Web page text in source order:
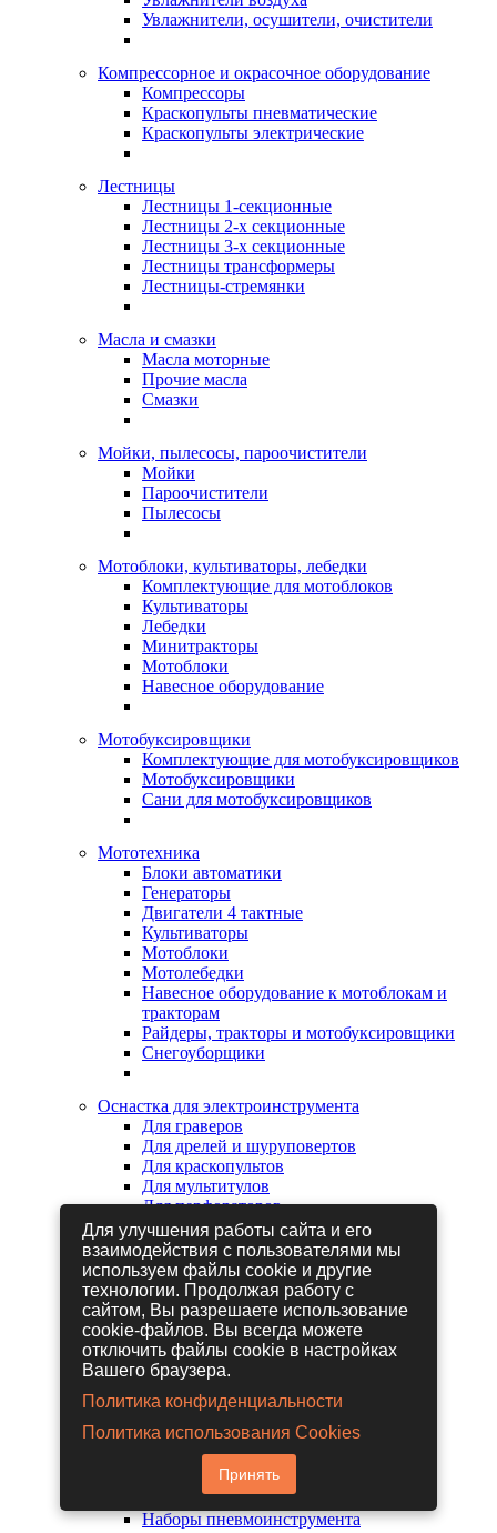
Увлажнители, осушители, очистители
Компрессорное и окрасочное оборудование
Компрессоры
Краскопульты пневматические
Краскопульты электрические
Лестницы
Лестницы 1-секционные
Лестницы 2-х секционные
Лестницы 3-х секционные
Лестницы трансформеры
Лестницы-стремянки
Масла и смазки
Масла моторные
Прочие масла
Смазки
Мойки, пылесосы, пароочистители
Мойки
Пароочистители
Пылесосы
Мотоблоки, культиваторы, лебедки
Комплектующие для мотоблоков
Культиваторы
Лебедки
Минитракторы
Мотоблоки
Навесное оборудование
Мотобуксировщики
Комплектующие для мотобуксировщиков
Мотобуксировщики
Сани для мотобуксировщиков
Мототехника
Блоки автоматики
Генераторы
Двигатели 4 тактные
Культиваторы
Мотоблоки
Мотолебедки
Навесное оборудование к мотоблокам и
тракторам
Райдеры, тракторы и мотобуксировщики
Снегоуборщики
Оснастка для электроинструмента
Для граверов
Для дрелей и шуруповертов
Для краскопультов
Для мультитулов
Для перфораторов
Для сабельных пил
Для строительных фенов
Для фрезеров
Для шлифовальных машин
Для электрических лобзиков
Для электрических ножниц
Для электрических пил
Для электрических рубанков
Гайковерты пневматические
Дрели пневматические
Другие пневмоинструменты
Заклепочники пневматические
Наборы пневмоинструмента
Для улучшения работы сайта и его
взаимодействия с пользователями мы
используем файлы cookie и другие
технологии. Продолжая работу с
сайтом, Вы разрешаете использование
cookie-файлов. Вы всегда можете
отключить файлы cookie в настройках
Вашего браузера.
Политика конфиденциальности
Политика использования Cookies
Принять